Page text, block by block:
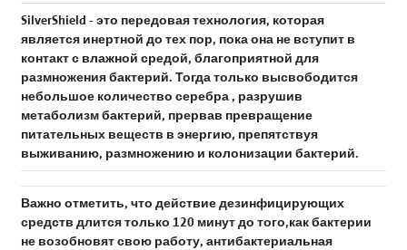
SilverShield - это передовая технология, которая
является инертной до тех пор, пока она не вступит в
контакт с влажной средой, благоприятной для
размножения бактерий. Тогда только высвободится
небольшое количество серебра , разрушив
метаболизм бактерий, прервав превращение
питательных веществ в энергию, препятствуя
выживанию, размножению и колонизации бактерий.
Важно отметить, что действие дезинфицирующих
средств длится только 120 минут до того,как бактерии
не возобновят свою работу, антибактериальная